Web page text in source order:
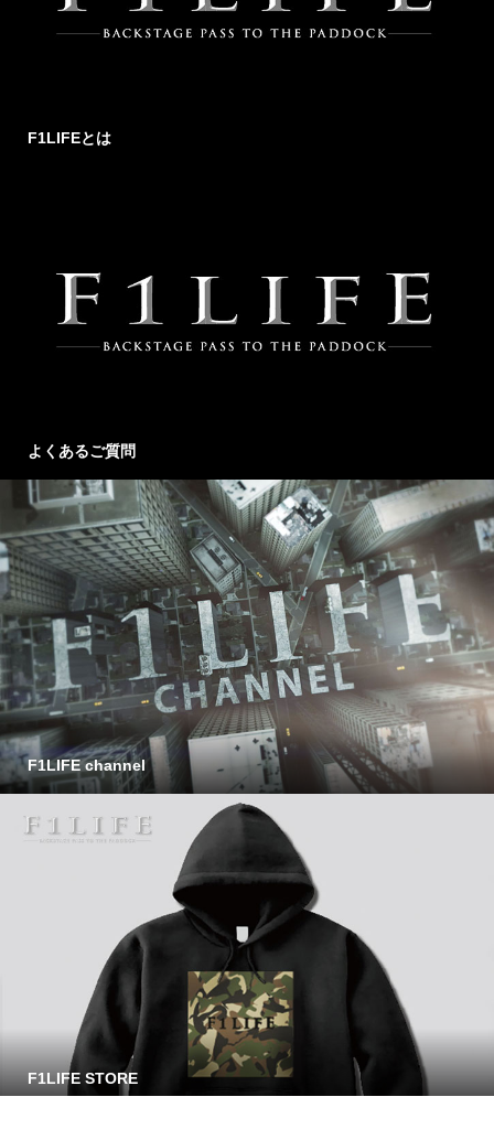
F1LIFEとは
よくあるご質問
F1LIFE channel
F1LIFE STORE